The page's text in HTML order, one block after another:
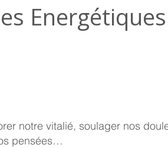
notre vitalié, soulager nos
pensées…